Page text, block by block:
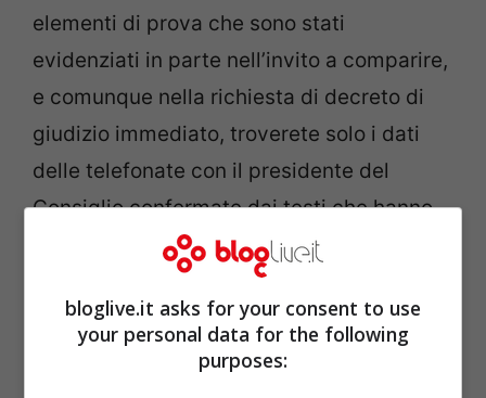
elementi di prova che sono stati
evidenziati in parte nell’invito a comparire,
e comunque nella richiesta di decreto di
giudizio immediato, troverete solo i dati
delle telefonate con il presidente del
Consiglio confermate dai testi che hanno
ammesso di aver parlato con lui”.
bloglive.it asks for your consent to use
your personal data for the following
purposes: